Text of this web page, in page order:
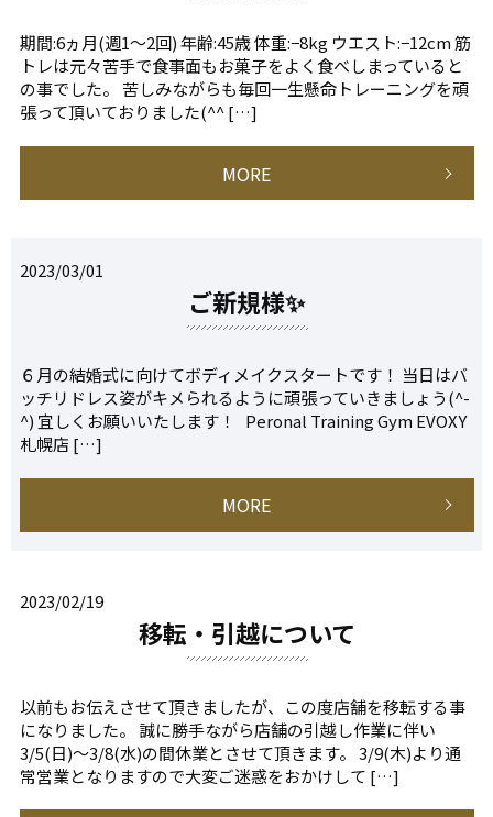
期間:6ヵ月(週1～2回) 年齢:45歳 体重:−8kg ウエスト:−12cm 筋
トレは元々苦手で食事面もお菓子をよく食べしまっていると
の事でした。 苦しみながらも毎回一生懸命トレーニングを頑
張って頂いておりました(^^ […]
MORE
2023/03/01
ご新規様✨
６月の結婚式に向けてボディメイクスタートです！ 当日はバ
ッチリドレス姿がキメられるように頑張っていきましょう(^-
^) 宜しくお願いいたします！ Peronal Training Gym EVOXY
札幌店 […]
MORE
2023/02/19
移転・引越について
以前もお伝えさせて頂きましたが、この度店舗を移転する事
になりました。 誠に勝手ながら店舗の引越し作業に伴い
3/5(日)〜3/8(水)の間休業とさせて頂きます。 3/9(木)より通
常営業となりますので大変ご迷惑をおかけして […]